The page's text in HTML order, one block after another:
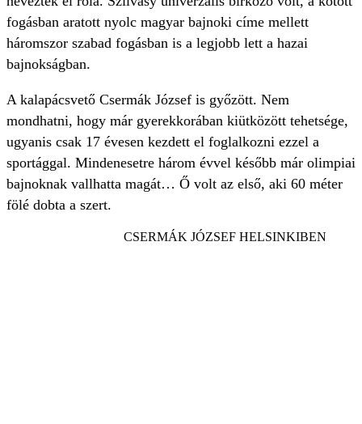
fogásban aratott nyolc magyar bajnoki címe mellett
háromszor szabad fogásban is a legjobb lett a hazai
bajnokságban.
A kalapácsvető Csermák József is győzött. Nem
mondhatni, hogy már gyerekkorában kiütközött tehetsége,
ugyanis csak 17 évesen kezdett el foglalkozni ezzel a
sportággal. Mindenesetre három évvel később már olimpiai
bajnoknak vallhatta magát… Ő volt az első, aki 60 méter
fölé dobta a szert.
CSERMÁK JÓZSEF HELSINKIBEN